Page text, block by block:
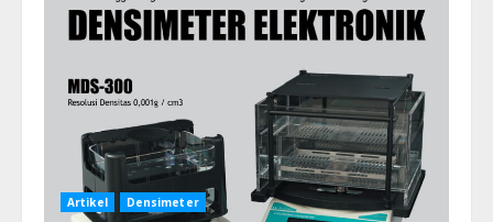
Artikel Densimeter